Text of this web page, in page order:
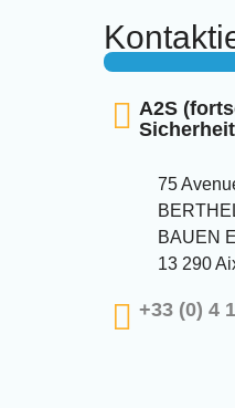
A2S
75
BAUEN E
13 290
+33 (0) 4